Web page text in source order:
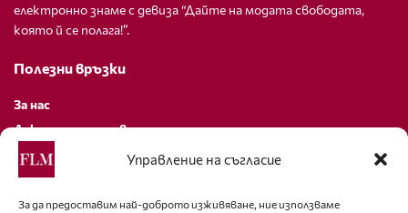
Управление на съгласие
За да предоставим най-доброто изживяване, ние използваме
електронно знаме с девиза “Дайте на модата свободата,
която й се полага!”.
Полезни връзки
За нас
Декларация за поверителност
Политика за бисквитки
За контакти